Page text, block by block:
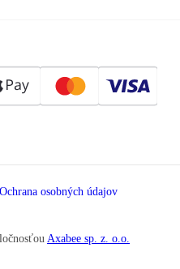
Ochrana osobných údajov
Axabee sp. z. o.o.